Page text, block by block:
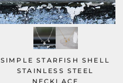
SIMPLE STARFISH SHELL
STAINLESS STEEL
NECKLACE